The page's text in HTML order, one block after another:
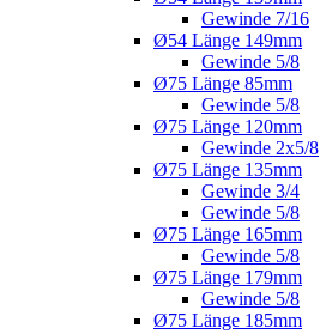
Gewinde 7/16
Ø54 Länge 149mm
Gewinde 5/8
Ø75 Länge 85mm
Gewinde 5/8
Ø75 Länge 120mm
Gewinde 2x5/8
Ø75 Länge 135mm
Gewinde 3/4
Gewinde 5/8
Ø75 Länge 165mm
Gewinde 5/8
Ø75 Länge 179mm
Gewinde 5/8
Ø75 Länge 185mm